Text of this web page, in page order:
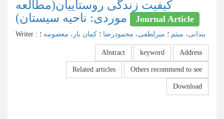
کیفیت زندگی روستاییان(مطالعه
Journal Article
Writer : بندانی، میثم ؛ میرلطفی، محمودرضا ؛ کمان باز، معصومه ؛
Abstract keyword Address
Related articles Others recommend to see
Download